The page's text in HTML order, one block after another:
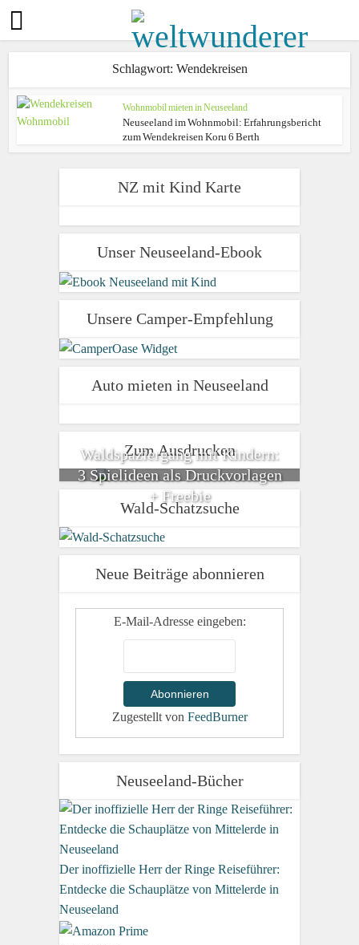
Schlagwort: Wendekreisen
Wohnmobil mieten in Neuseeland
Neuseeland im Wohnmobil: Erfahrungsbericht
zum Wendekreisen Koru 6 Berth
NZ mit Kind Karte
Unser Neuseeland-Ebook
Unsere Camper-Empfehlung
Auto mieten in Neuseeland
Zum Ausdrucken
Waldspaziergang mit Kindern:
3 Spielideen als Druckvorlagen
+ Freebie
Wald-Schatzsuche
Neue Beiträge abonnieren
E-Mail-Adresse eingeben:
Zugestellt von FeedBurner
Neuseeland-Bücher
Der inoffizielle Herr der Ringe Reiseführer:
Entdecke die Schauplätze von Mittelerde in
Neuseeland